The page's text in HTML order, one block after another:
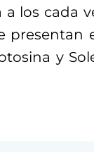
los cada
presentan
y